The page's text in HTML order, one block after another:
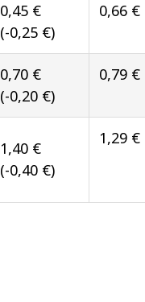
0,45 €
(-0,25 €)
0,66 €
0,70 €
(-0,20 €)
0,79 €
1,40 €
(-0,40 €)
1,29 €